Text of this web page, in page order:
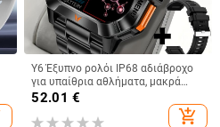
Y6 Έξυπνο ρολόι IP68 αδιάβροχο
για υπαίθρια αθλήματα, μακρά
αυτονομία μπαταρίας, χρονόμετρο,
52.01 €
add_shopping_cart